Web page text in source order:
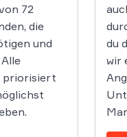
72
die
und
priorisiert
du
wir